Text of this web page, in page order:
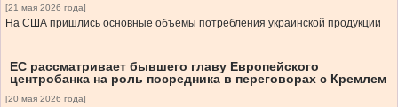
[21 мая 2026 года]
На США пришлись основные объемы потребления украинской продукции
ЕС рассматривает бывшего главу Европейского
центробанка на роль посредника в переговорах с Кремлем
[20 мая 2026 года]